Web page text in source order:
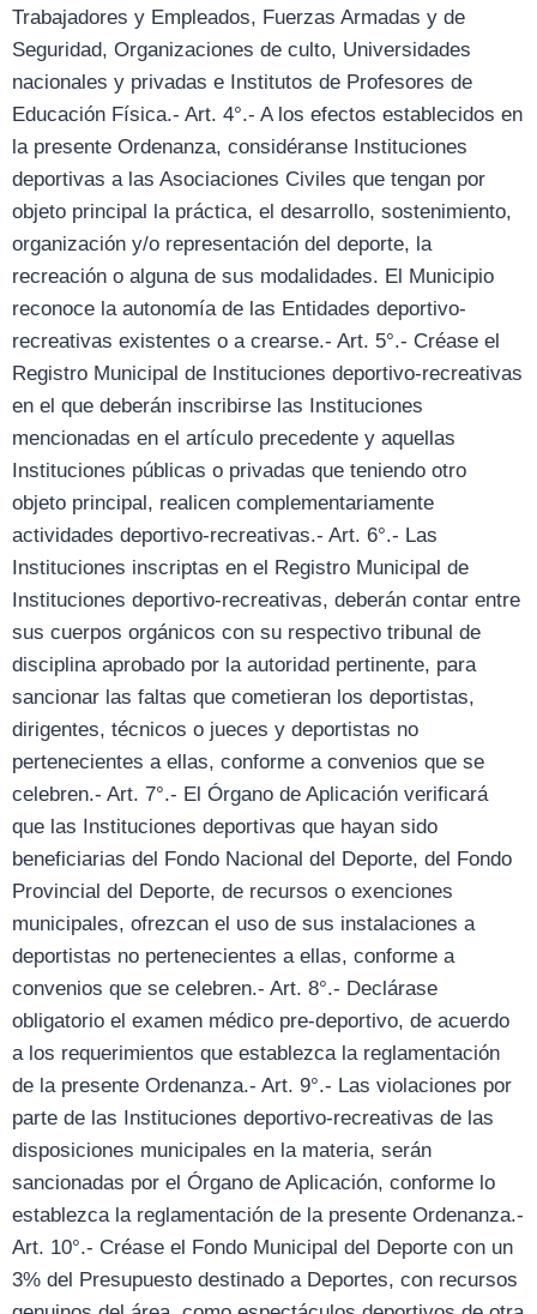
Trabajadores y Empleados, Fuerzas Armadas y de
Seguridad, Organizaciones de culto, Universidades
nacionales y privadas e Institutos de Profesores de
Educación Física.- Art. 4°.- A los efectos establecidos en
la presente Ordenanza, considéranse Instituciones
deportivas a las Asociaciones Civiles que tengan por
objeto principal la práctica, el desarrollo, sostenimiento,
organización y/o representación del deporte, la
recreación o alguna de sus modalidades. El Municipio
reconoce la autonomía de las Entidades deportivo-
recreativas existentes o a crearse.- Art. 5°.- Créase el
Registro Municipal de Instituciones deportivo-recreativas
en el que deberán inscribirse las Instituciones
mencionadas en el artículo precedente y aquellas
Instituciones públicas o privadas que teniendo otro
objeto principal, realicen complementariamente
actividades deportivo-recreativas.- Art. 6°.- Las
Instituciones inscriptas en el Registro Municipal de
Instituciones deportivo-recreativas, deberán contar entre
sus cuerpos orgánicos con su respectivo tribunal de
disciplina aprobado por la autoridad pertinente, para
sancionar las faltas que cometieran los deportistas,
dirigentes, técnicos o jueces y deportistas no
pertenecientes a ellas, conforme a convenios que se
celebren.- Art. 7°.- El Órgano de Aplicación verificará
que las Instituciones deportivas que hayan sido
beneficiarias del Fondo Nacional del Deporte, del Fondo
Provincial del Deporte, de recursos o exenciones
municipales, ofrezcan el uso de sus instalaciones a
deportistas no pertenecientes a ellas, conforme a
convenios que se celebren.- Art. 8°.- Declárase
obligatorio el examen médico pre-deportivo, de acuerdo
a los requerimientos que establezca la reglamentación
de la presente Ordenanza.- Art. 9°.- Las violaciones por
parte de las Instituciones deportivo-recreativas de las
disposiciones municipales en la materia, serán
sancionadas por el Órgano de Aplicación, conforme lo
establezca la reglamentación de la presente Ordenanza.-
Art. 10°.- Créase el Fondo Municipal del Deporte con un
3% del Presupuesto destinado a Deportes, con recursos